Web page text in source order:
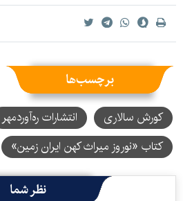
برچسب‌ها
کورش سالاری
انتشارات ره‌آوردمهر
کتاب «نوروز میراث کهن ایران زمین»
نظر شما